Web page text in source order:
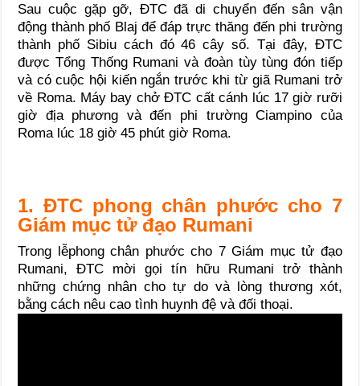
Sau cuộc gặp gỡ, ĐTC đã di chuyển đến sân vận
động thành phố Blaj để đáp trực thăng đến phi trường
thành phố Sibiu cách đó 46 cây số. Tại đây, ĐTC
được Tổng Thống Rumani và đoàn tùy tùng đón tiếp
và có cuộc hội kiến ngắn trước khi từ giã Rumani trở
về Roma. Máy bay chở ĐTC cất cánh lúc 17 giờ rưỡi
giờ địa phương và đến phi trường Ciampino của
Roma lúc 18 giờ 45 phút giờ Roma.
1. ĐTC phong chân phước cho 7
Giám mục tử đạo Rumani
Trong lễphong chân phước cho 7 Giám mục tử đạo
Rumani, ĐTC mời gọi tín hữu Rumani trở thành
những chứng nhân cho tự do và lòng thương xót,
bằng cách nêu cao tình huynh đệ và đối thoại.